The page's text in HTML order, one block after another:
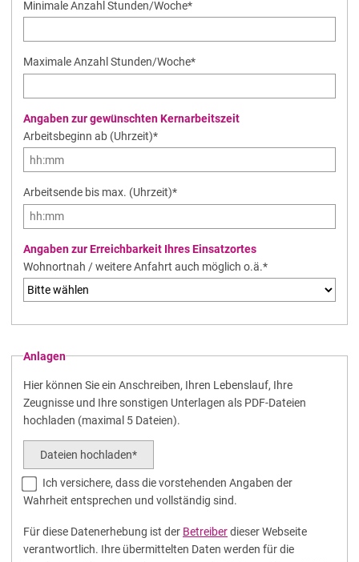
Minimale Anzahl Stunden/Woche*
Maximale Anzahl Stunden/Woche*
Angaben zur gewünschten Kernarbeitszeit
Arbeitsbeginn ab (Uhrzeit)*
Arbeitsende bis max. (Uhrzeit)*
Angaben zur Erreichbarkeit Ihres Einsatzortes
Pflichtfeld
Wohnortnah / weitere Anfahrt auch möglich o.ä.*
Anlagen
Hier können Sie ein Anschreiben, Ihren Lebenslauf, Ihre
Zeugnisse und Ihre sonstigen Unterlagen als PDF-Dateien
hochladen (maximal 5 Dateien).
Dateien hochladen*
Ich versichere, dass die vorstehenden Angaben der
Wahrheit entsprechen und vollständig sind.
Für diese Datenerhebung ist der Betreiberdieser Webseite
verantwortlich. Ihre übermittelten Daten werden für die